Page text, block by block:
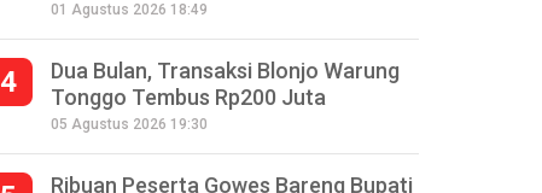
01 Agustus 2026 18:49
4
Dua Bulan, Transaksi Blonjo Warung
Tonggo Tembus Rp200 Juta
05 Agustus 2026 19:30
Ribuan Peserta Gowes Bareng Bupati